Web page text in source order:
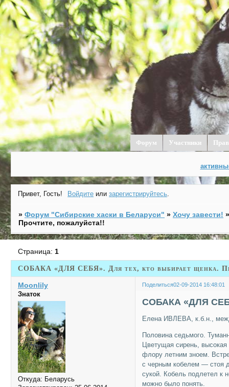
Форум Участники
Привет, Гость! Войдите илизарегистрируйтесь.
»Форум "Cибирские хаски в Беларуси" »Хочу завести!
Прочтите, пожалуйста!!
СОБАКА «ДЛЯ СЕБЯ». Для тех, кто выбирает щенка.
Страница: 1
Поделиться02-09-2014 16:48:01
Moonlily
Знаток
Откуда: Беларусь
СОБАКА «ДЛЯ
Елена ИВЛЕВА, к.б.н.,
Половина седьмого.
Цветущая сирень,
флору летним зноем.
с черным кобелем — стоя
сукой. Кобель подлетел к
можно было понять.